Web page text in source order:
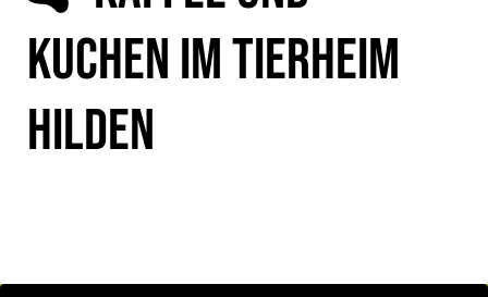
KUCHEN IM TIERHEIM
HILDEN